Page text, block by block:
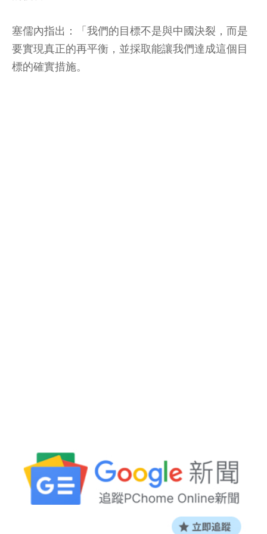
塞儒內指出：「我們的目標不是與中國決裂，而是
要實現真正的再平衡，並採取能讓我們達成這個目
標的確實措施。